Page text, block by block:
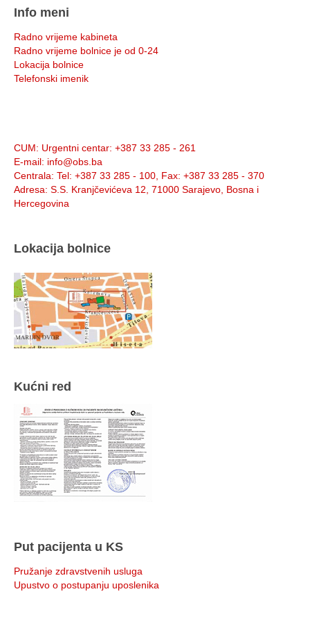
Info meni
Radno vrijeme kabineta
Radno vrijeme bolnice je od 0-24
Lokacija bolnice
Telefonski imenik
CUM: Urgentni centar: +387 33 285 - 261
E-mail: info@obs.ba
Centrala: Tel: +387 33 285 - 100, Fax: +387 33 285 - 370
Adresa: S.S. Kranjčevićeva 12, 71000 Sarajevo, Bosna i
Hercegovina
Lokacija bolnice
Kućni red
Put pacijenta u KS
Pružanje zdravstvenih usluga
Upustvo o postupanju uposlenika